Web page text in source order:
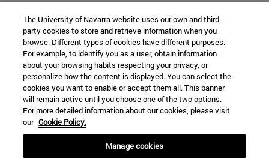
The University of Navarra website uses our own and third-
party cookies to store and retrieve information when you
browse. Different types of cookies have different purposes.
For example, to identify you as a user, obtain information
about your browsing habits respecting your privacy, or
personalize how the content is displayed. You can select the
cookies you want to enable or accept them all. This banner
will remain active until you choose one of the two options.
For more detailed information about our cookies, please visit
our Cookie Policy.
Manage cookies